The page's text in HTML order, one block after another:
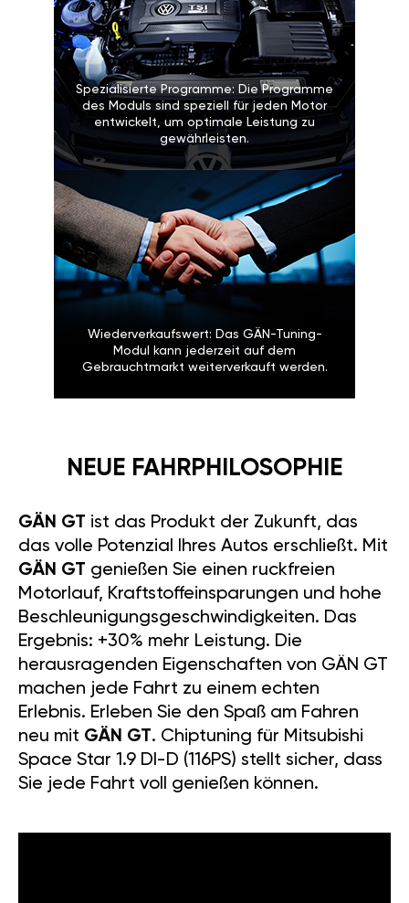
Spezialisierte Programme: Die Programme
des Moduls sind speziell für jeden Motor
entwickelt, um optimale Leistung zu
gewährleisten.
Wiederverkaufswert: Das GÄN-Tuning-
Modul kann jederzeit auf dem
Gebrauchtmarkt weiterverkauft werden.
NEUE FAHRPHILOSOPHIE
GÄN GT ist das Produkt der Zukunft, das
das volle Potenzial Ihres Autos erschließt. Mit
GÄN GT genießen Sie einen ruckfreien
Motorlauf, Kraftstoffeinsparungen und hohe
Beschleunigungsgeschwindigkeiten. Das
Ergebnis: +30% mehr Leistung. Die
herausragenden Eigenschaften von GÄN GT
machen jede Fahrt zu einem echten
Erlebnis. Erleben Sie den Spaß am Fahren
neu mit GÄN GT. Chiptuning für Mitsubishi
Space Star 1.9 DI-D (116PS) stellt sicher, dass
Sie jede Fahrt voll genießen können.